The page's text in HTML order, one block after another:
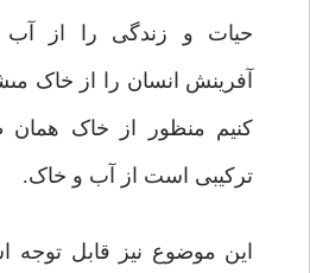
حیات و زندگى را از آب
آفرینش انسان را از خاک
کنیم منظور از خاک
ترکیبى است از آب و خاک.
این موضوع نیز قابل